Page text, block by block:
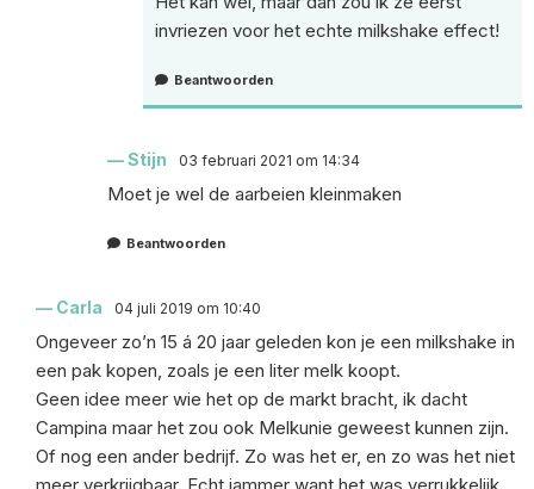
invriezen voor het echte milkshake effect!
Beantwoorden
Stijn 03 februari 2021 om 14:34
Moet je wel de aarbeien kleinmaken
Beantwoorden
Carla 04 juli 2019 om 10:40
Ongeveer zo’n 15 á 20 jaar geleden kon je een milkshake in
een pak kopen, zoals je een liter melk koopt.
Geen idee meer wie het op de markt bracht, ik dacht
Campina maar het zou ook Melkunie geweest kunnen zijn.
Of nog een ander bedrijf. Zo was het er, en zo was het niet
meer verkrijgbaar. Echt jammer want het was verrukkelijk